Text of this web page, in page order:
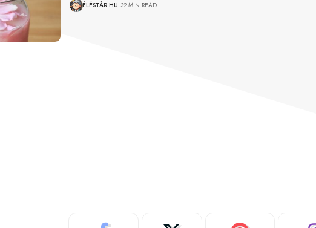
ÉLÉSTÁR.HU 32 MIN READ